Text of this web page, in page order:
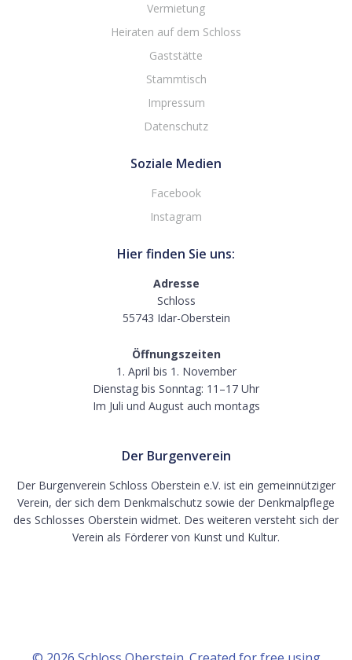
Vermietung
Heiraten auf dem Schloss
Gaststätte
Stammtisch
Impressum
Datenschutz
Soziale Medien
Facebook
Instagram
Hier finden Sie uns:
Adresse
Schloss
55743 Idar-Oberstein
Öffnungszeiten
1. April bis 1. November
Dienstag bis Sonntag: 11–17 Uhr
Im Juli und August auch montags
Der Burgenverein
Der Burgenverein Schloss Oberstein e.V. ist ein gemeinnütziger
Verein, der sich dem Denkmalschutz sowie der Denkmalpflege
des Schlosses Oberstein widmet. Des weiteren versteht sich der
Verein als Förderer von Kunst und Kultur.